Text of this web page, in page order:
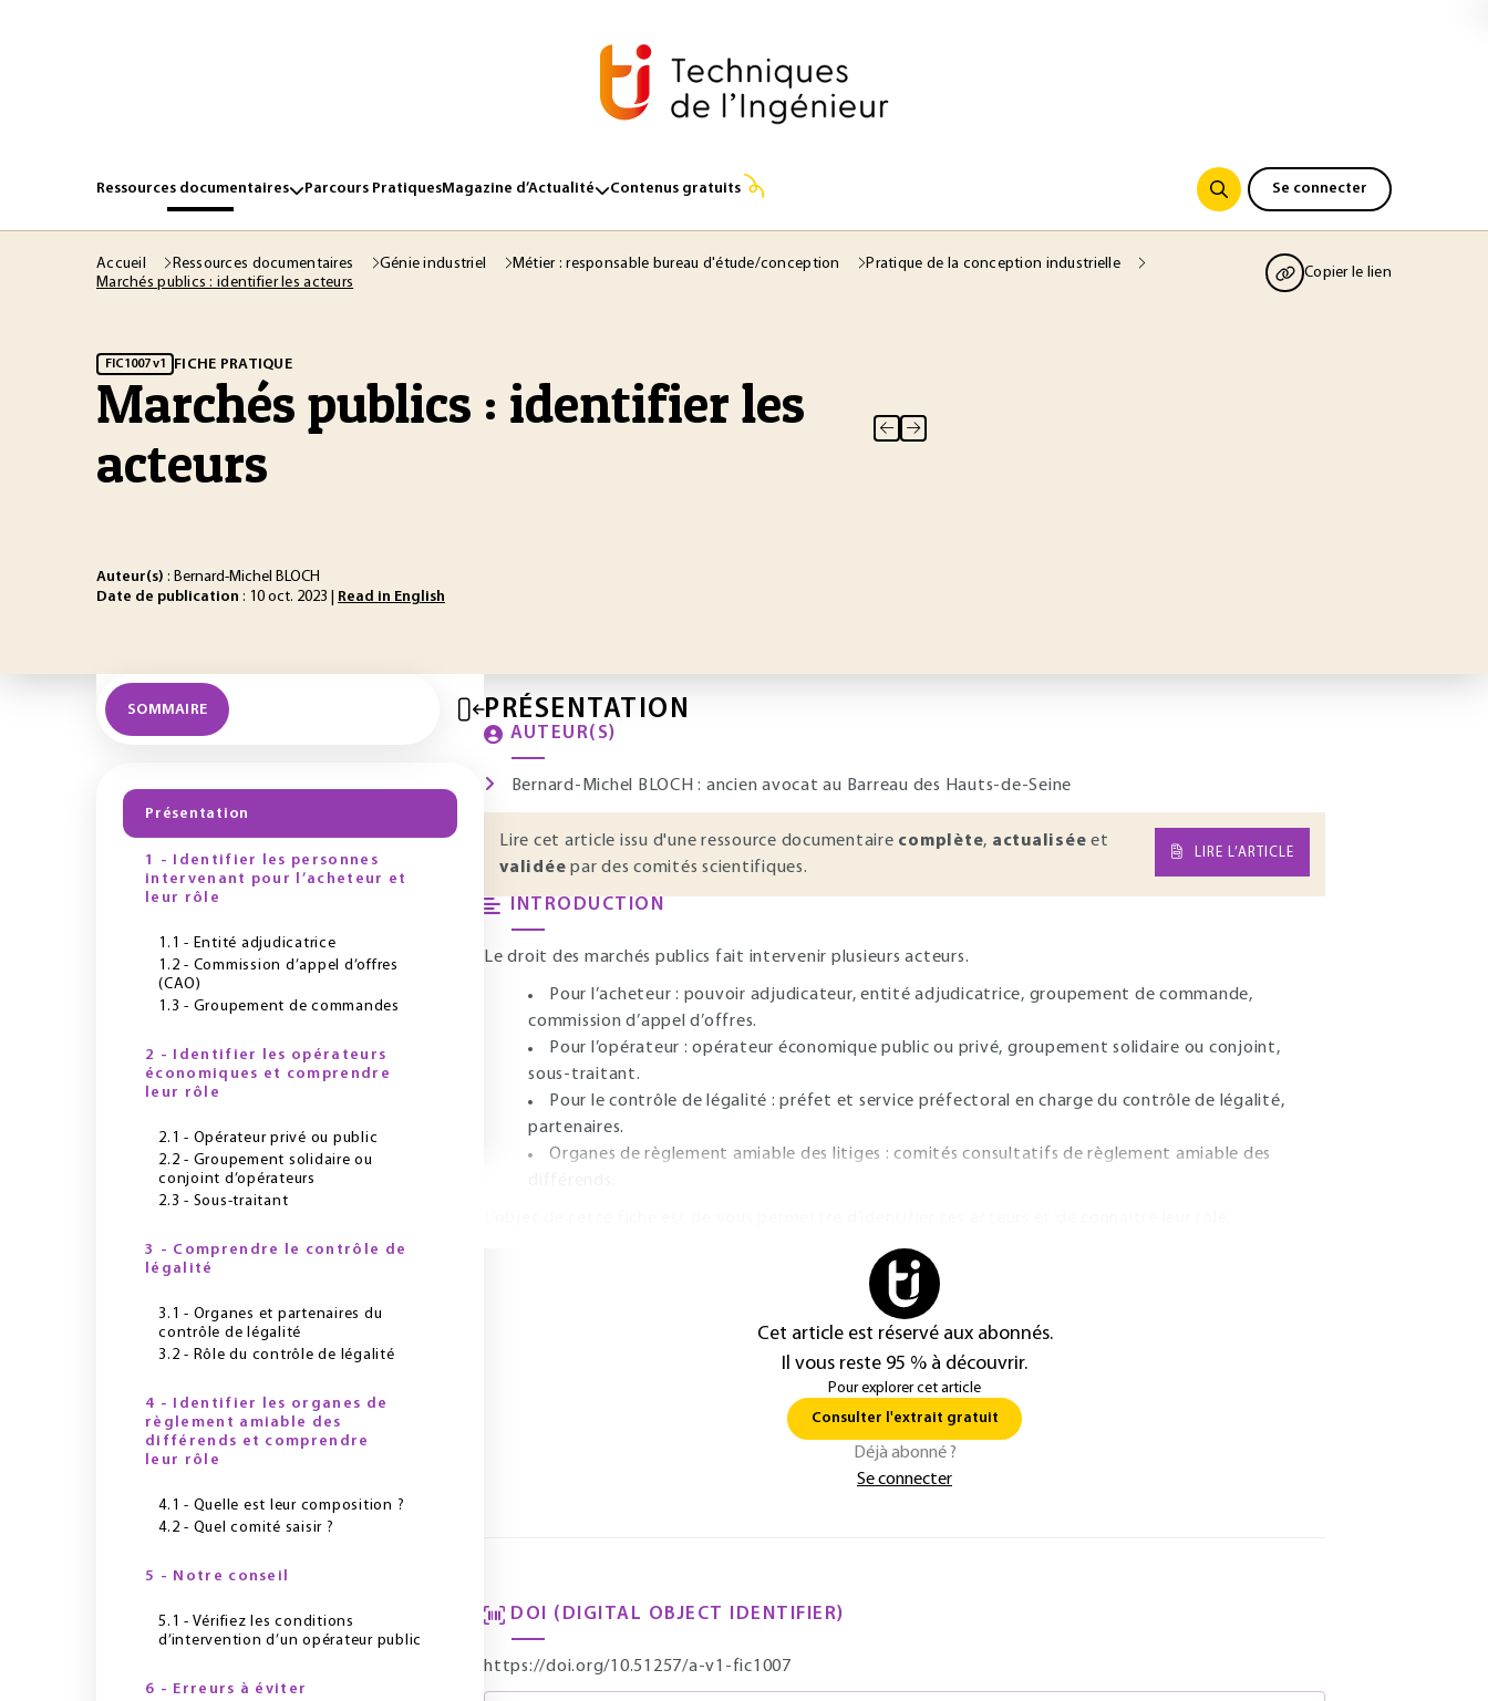
Ressources documentaires Parcours PratiquesMagazine d’Actualité Contenus gratuits Se connecter
Accueil Ressources documentaires Génie industriel Métier : responsable bureau d'étude/conception
Pratique de la conception industrielle
Marchés publics : identifier les acteurs
Copier le lien
FIC1007 v1 FICHE PRATIQUE
Marchés publics : identifier les
acteurs
Auteur(s) : Bernard-Michel BLOCH
Date de publication : 10 oct. 2023 | Read in English
SOMMAIRE
Présentation
1 - Identifier les personnes
intervenant pour l’acheteur et
leur rôle
1.1 - Entité adjudicatrice
1.2 - Commission d’appel d’offres
(CAO)
1.3 - Groupement de commandes
2 - Identifier les opérateurs
économiques et comprendre
leur rôle
2.1 - Opérateur privé ou public
2.2 - Groupement solidaire ou
conjoint d’opérateurs
2.3 - Sous-traitant
3 - Comprendre le contrôle de
légalité
3.1 - Organes et partenaires du
contrôle de légalité
3.2 - Rôle du contrôle de légalité
4 - Identifier les organes de
règlement amiable des
différends et comprendre
leur rôle
4.1 - Quelle est leur composition ?
4.2 - Quel comité saisir ?
5 - Notre conseil
5.1 - Vérifiez les conditions
d’intervention d’un opérateur public
6 - Erreurs à éviter
PRÉSENTATION
AUTEUR(S)
Bernard-Michel BLOCH : ancien avocat au Barreau des Hauts-de-Seine
Lire cet article issu d'une ressource documentaire complète, actualisée et
validée par des comités scientifiques.
LIRE L’ARTICLE
INTRODUCTION
Le droit des marchés publics fait intervenir plusieurs acteurs.
Pour l’acheteur : pouvoir adjudicateur, entité adjudicatrice, groupement de commande,
commission d’appel d’offres.
Pour l’opérateur : opérateur économique public ou privé, groupement solidaire ou conjoint,
sous-traitant.
Pour le contrôle de légalité : préfet et service préfectoral en charge du contrôle de légalité,
partenaires.
Organes de règlement amiable des litiges : comités consultatifs de règlement amiable des
Cet article est réservé aux abonnés.
Il vous reste 95 % à découvrir.
Pour explorer cet article
Consulter l'extrait gratuit
Déjà abonné ?
Se connecter
DOI (DIGITAL OBJECT IDENTIFIER)
https://doi.org/10.51257/a-v1-fic1007